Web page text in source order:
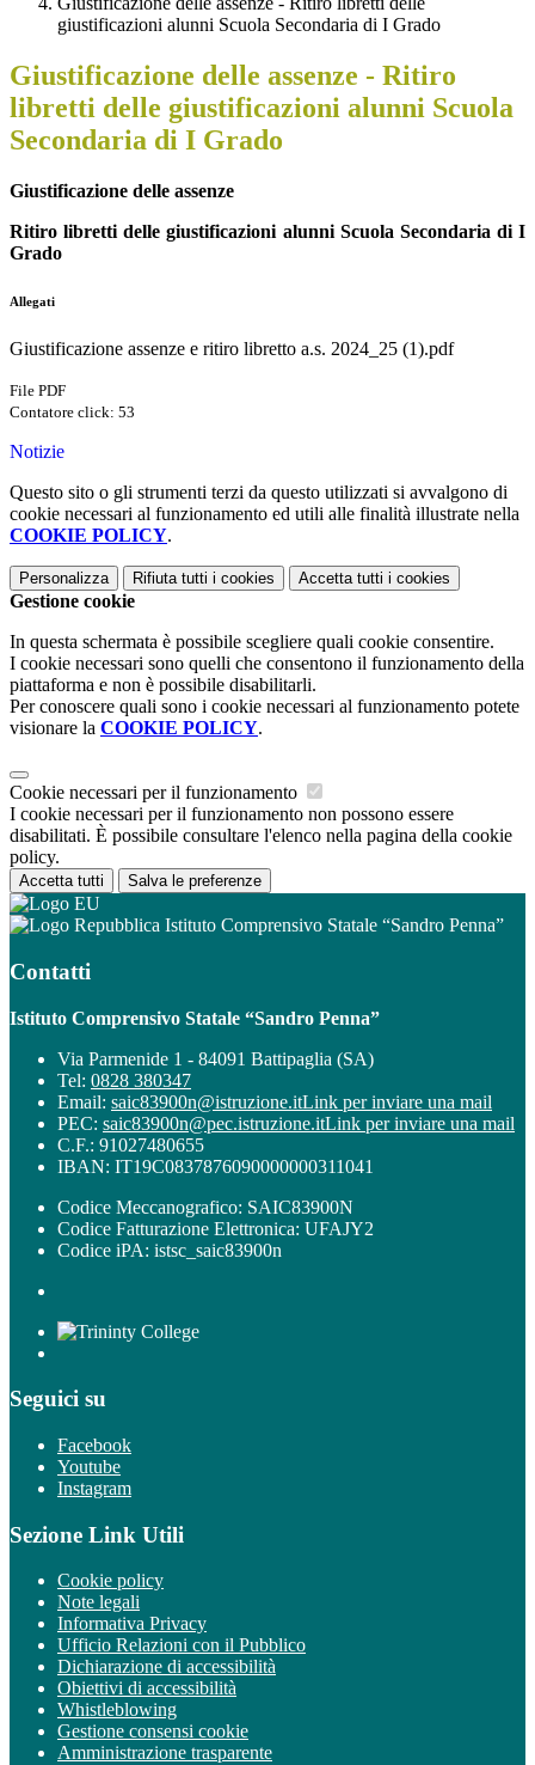
giustificazioni alunni Scuola Secondaria di I Grado
Giustificazione delle assenze - Ritiro
libretti delle giustificazioni alunni Scuola
Secondaria di I Grado
Giustificazione delle assenze
Ritiro libretti delle giustificazioni alunni Scuola Secondaria di I
Grado
Allegati
Giustificazione assenze e ritiro libretto a.s. 2024_25 (1).pdf
File PDF
Contatore click: 53
Notizie
Questo sito o gli strumenti terzi da questo utilizzati si avvalgono di
cookie necessari al funzionamento ed utili alle finalità illustrate nella
COOKIE POLICY.
Personalizza Rifiuta tutti i cookies Accetta tutti i cookies
Gestione cookie
In questa schermata è possibile scegliere quali cookie consentire.
I cookie necessari sono quelli che consentono il funzionamento della
piattaforma e non è possibile disabilitarli.
Per conoscere quali sono i cookie necessari al funzionamento potete
visionare la COOKIE POLICY.
Cookie necessari per il funzionamento
I cookie necessari per il funzionamento non possono essere
disabilitati. È possibile consultare l'elenco nella pagina della cookie
policy.
Accetta tutti Salva le preferenze
Istituto Comprensivo Statale “Sandro Penna”
Contatti
Istituto Comprensivo Statale “Sandro Penna”
Via Parmenide 1 - 84091 Battipaglia (SA)
Tel: 0828 380347
Email: saic83900n@istruzione.itLink per inviare una mail
PEC: saic83900n@pec.istruzione.itLink per inviare una mail
C.F.: 91027480655
IBAN: IT19C0837876090000000311041
Codice Meccanografico: SAIC83900N
Codice Fatturazione Elettronica: UFAJY2
Codice iPA: istsc_saic83900n
Seguici su
Facebook
Youtube
Instagram
Sezione Link Utili
Cookie policy
Note legali
Informativa Privacy
Ufficio Relazioni con il Pubblico
Dichiarazione di accessibilità
Obiettivi di accessibilità
Whistleblowing
Gestione consensi cookie
Amministrazione trasparente